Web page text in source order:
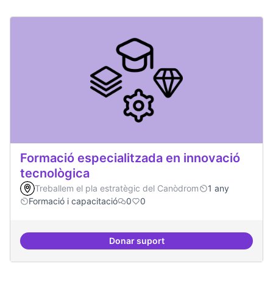
Formació especialitzada en innovació
tecnològica
Treballem el pla estratègic del Canòdrom
1 any
Formació i capacitació
0 0
Donar suportFormació especialitzada en